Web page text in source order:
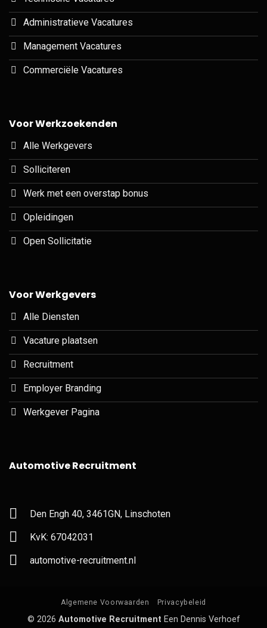
Administratieve Vacatures
Management Vacatures
Commerciële Vacatures
Voor Werkzoekenden
Alle Werkgevers
Solliciteren
Werk met een overstap bonus
Opleidingen
Open Sollicitatie
Voor Werkgevers
Alle Diensten
Vacature plaatsen
Recruitment
Employer Branding
Werkgever Pagina
Automotive Recruitment
Den Engh 40, 3461GN, Linschoten
KvK: 67042031
automotive-recruitment.nl
Algemene Voorwaarden Privacybeleid
© 2026 Automotive Recruitment Een Dennis Verhoef